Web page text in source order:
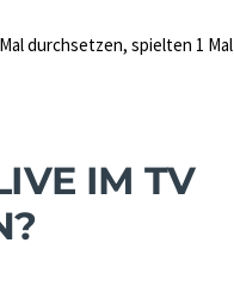
durchsetzen, spielten 1 Mal
IM TV